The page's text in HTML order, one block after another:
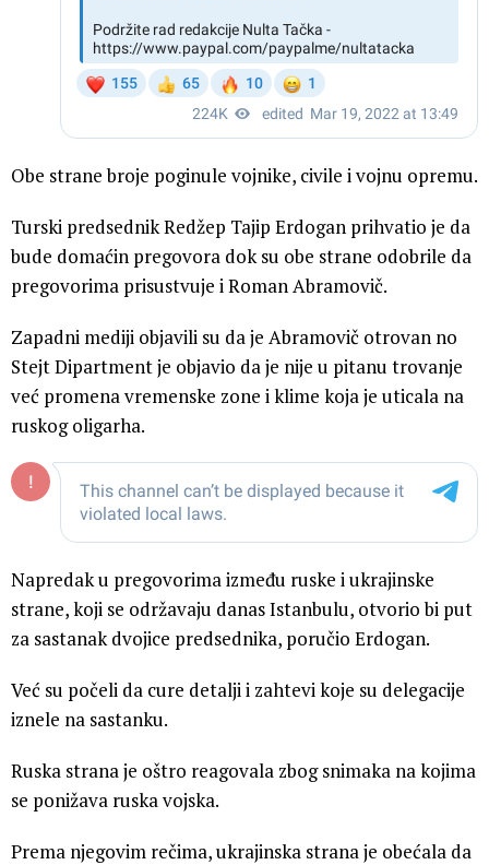
Obe strane broje poginule vojnike, civile i vojnu opremu.
Turski predsednik Redžep Tajip Erdogan prihvatio je da
bude domaćin pregovora dok su obe strane odobrile da
pregovorima prisustvuje i Roman Abramovič.
Zapadni mediji objavili su da je Abramovič otrovan no
Stejt Dipartment je objavio da je nije u pitanu trovanje
već promena vremenske zone i klime koja je uticala na
ruskog oligarha.
Napredak u pregovorima između ruske i ukrajinske
strane, koji se održavaju danas Istanbulu, otvorio bi put
za sastanak dvojice predsednika, poručio Erdogan.
Već su počeli da cure detalji i zahtevi koje su delegacije
iznele na sastanku.
Ruska strana je oštro reagovala zbog snimaka na kojima
se ponižava ruska vojska.
Prema njegovim rečima, ukrajinska strana je obećala da